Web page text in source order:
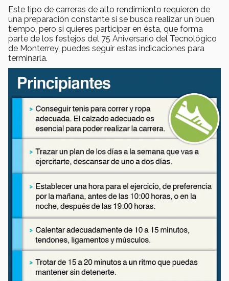
Este tipo de carreras de alto rendimiento requieren de
una preparación constante si se busca realizar un buen
tiempo, pero si quieres participar en ésta, que forma
parte de los festejos del 75 Aniversario del Tecnológico
de Monterrey, puedes seguir estas indicaciones para
terminarla.